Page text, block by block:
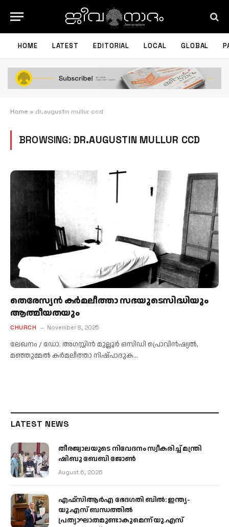
HOME LATEST EDITORIAL LOCAL GLOBAL
Home » dr.augustin mullur ccd
BROWSING: DR.AUGUSTIN MULLUR CCD
തെരേസ്യന്‍ കര്‍മലീത്താ സഭയുടെസിദ്ധിയും
ആത്മീയതയും
CHURCH November 8, 2025
ലേഖനം / ഡോ. അഗസ്റ്റിന്‍ മുല്ലൂര്‍ ഒസിഡി പ്രൊവിന്‍ഷ്യല്‍,
മഞ്ഞുമ്മല്‍ കര്‍മലീത്താ നിഷ്പാദുക…
LATEST NEWS
തീരജ്വാലയുടെ നിവേദനം സ്വീകരിച്ച് മന്ത്രി
ഷിബു ബേബി ജോൺ
August 6, 2026
എഫ്‌സിആർഎ ഭേദഗതി ബിൽ: ഇന്ത്യ-
യു.എസ് ബന്ധത്തിൽ
പ്രത്യാഘാതമുണ്ടാകുമെന്ന് യു.എസ്